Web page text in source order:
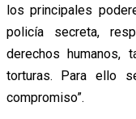
los principales
policía secreta,
derechos humanos,
torturas. Para ello
compromiso”.